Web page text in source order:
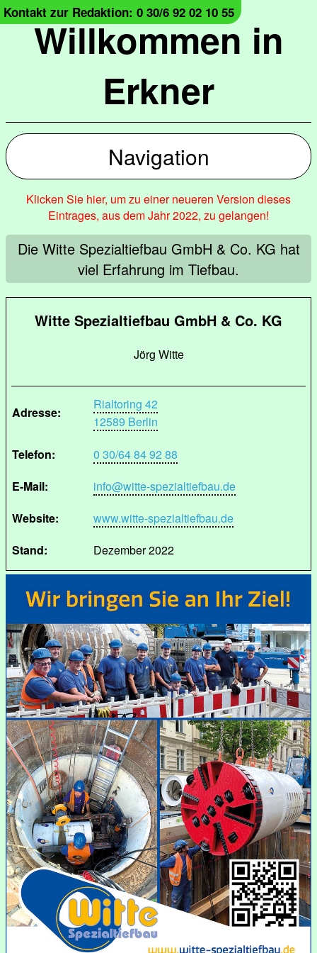
Willkommen in
Erkner
Kontakt zur Redaktion: 0 30/6 92 02 10 55
Navigation
Klicken Sie hier, um zu einer neueren Version dieses
Eintrages, aus dem Jahr 2022, zu gelangen!
Die Witte Spezialtiefbau GmbH & Co. KG hat
viel Erfahrung im Tiefbau.
Witte Spezialtiefbau GmbH & Co. KG
Jörg Witte
Adresse:
Rialtoring 42
12589 Berlin
Telefon:
0 30/64 84 92 88
E-Mail:
info@witte-spezialtiefbau.de
Website:
www.witte-spezialtiefbau.de
Stand:
Dezember 2022